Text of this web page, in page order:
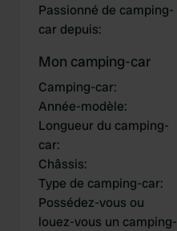
Passionné de camping-
car depuis:
Mon camping-car
Camping-car:
Année-modèle:
Longueur du camping-
car:
Châssis:
Type de camping-car:
Possédez-vous ou
louez-vous un camping-